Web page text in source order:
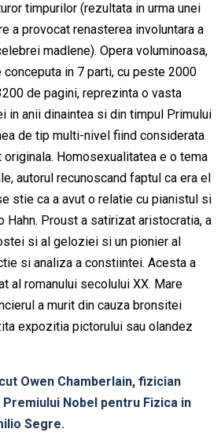
timpurilor (rezultata in urma unei
a provocat renasterea involuntara a
madlene). Opera voluminoasa,
in 7 parti, cu peste 2000
de pagini, reprezinta o vasta
in anii dinaintea si din timpul Primului
de tip multi-nivel fiind considerata
Homosexualitatea e o tema
autorul recunoscand faptul ca era el
stie ca a avut o relatie cu pianistul si
Hahn. Proust a satirizat aristocratia, a
si al geloziei si un pionier al
si analiza a constiintei. Acesta a
al romanului secolului XX. Mare
a murit din cauza bronsitei
expozitia pictorului sau olandez
Owen Chamberlain, fizician
Nobel pentru Fizica in
Segre.